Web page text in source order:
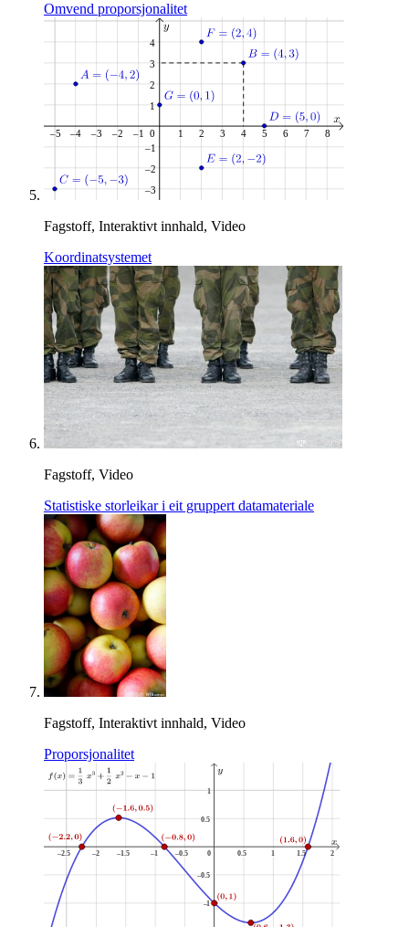
Omvend proporsjonalitet
Fagstoff, Interaktivt innhald, Video
Koordinatsystemet
Fagstoff, Video
Statistiske storleikar i eit gruppert datamateriale
Fagstoff, Interaktivt innhald, Video
Proporsjonalitet